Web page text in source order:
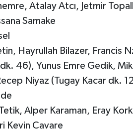
Atalay Atcı, Jetmir
Samake
Hayrullah Bilazer, Francis
46), Yunus Emre Gedik,
Niyaz (Tugay Kacar dk.
Alper Karaman, Eray
Kevin Cavare